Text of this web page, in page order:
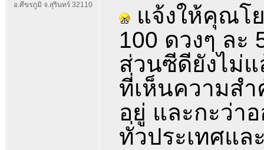
อ.ศีขรภูมิ จ.สุรินทร์ 32110
แจ้งให้คุณโ
100 ดวงๆ ล
ส่วนซีดียังไม่
ที่เห็นความส
อยู่ และกะว่า
ทั่วประเทศแล